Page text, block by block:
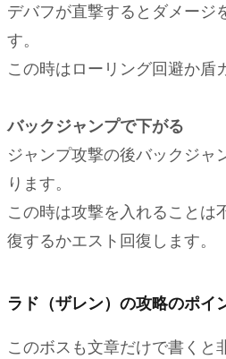
デバフが直撃するとダメージ
す。
この時はローリング回避か盾
バックジャンプで下がる
ジャンプ攻撃の後バックジャ
ります。
この時は攻撃を入れることは
復するかエスト回復します。
ラド（ザレン）の攻略のポイ
このボスも文章だけで書くと